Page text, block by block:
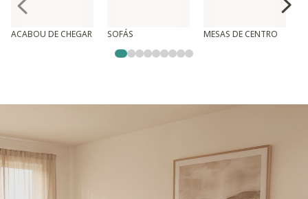
ACABOU DE CHEGAR SOFÁS MESAS DE CENTRO